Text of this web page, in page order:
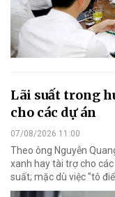
Lãi suất trong
cho các dự án
07/08/2026 11:00
Theo ông Nguyễn
xanh hay tài trợ cho
suất; mặc dù việc "tô